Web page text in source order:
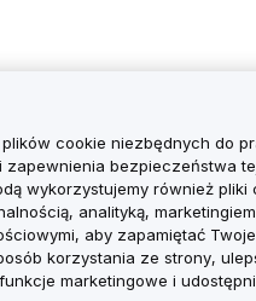
Klienta
cookie niezbędnych do
zapewnienia bezpieczeństwa
wykorzystujemy również pliki
analityką,
aby zapamiętać
korzystania ze strony,
marketingowe i